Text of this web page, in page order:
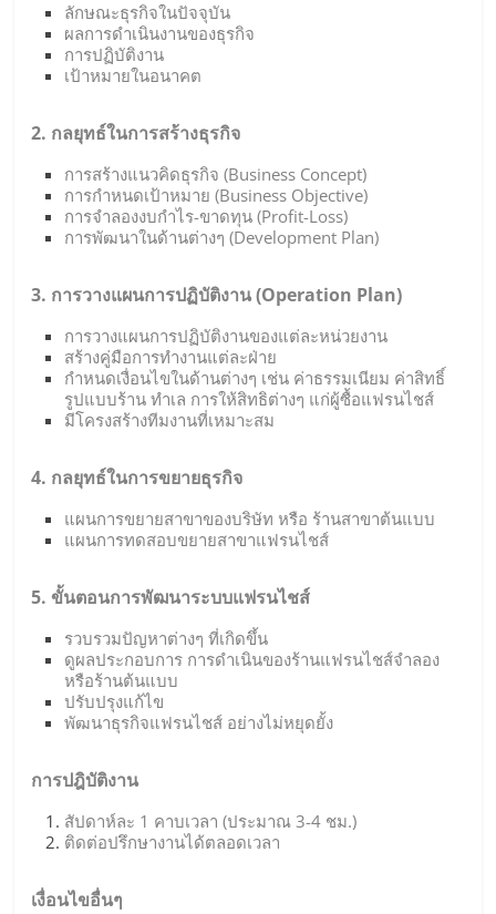
ลักษณะธุรกิจในปัจจุบัน
ผลการดำเนินงานของธุรกิจ
การปฏิบัติงาน
เป้าหมายในอนาคต
2. กลยุทธ์ในการสร้างธุรกิจ
การสร้างแนวคิดธุรกิจ (Business Concept)
การกำหนดเป้าหมาย (Business Objective)
การจำลองงบกำไร-ขาดทุน (Profit-Loss)
การพัฒนาในด้านต่างๆ (Development Plan)
3. การวางแผนการปฏิบัติงาน (Operation Plan)
การวางแผนการปฏิบัติงานของแต่ละหน่วยงาน
สร้างคู่มือการทำงานแต่ละฝ่าย
กำหนดเงื่อนไขในด้านต่างๆ เช่น ค่าธรรมเนียม ค่าสิทธิ์
รูปแบบร้าน ทำเล การให้สิทธิต่างๆ แก่ผู้ซื้อแฟรนไชส์
มีโครงสร้างทีมงานที่เหมาะสม
4. กลยุทธ์ในการขยายธุรกิจ
แผนการขยายสาขาของบริษัท หรือ ร้านสาขาต้นแบบ
แผนการทดสอบขยายสาขาแฟรนไชส์
5. ขั้นตอนการพัฒนาระบบแฟรนไชส์
รวบรวมปัญหาต่างๆ ที่เกิดขึ้น
ดูผลประกอบการ การดำเนินของร้านแฟรนไชส์จำลอง
หรือร้านต้นแบบ
ปรับปรุงแก้ไข
พัฒนาธุรกิจแฟรนไชส์ อย่างไม่หยุดยั้ง
การปฎิบัติงาน
สัปดาห์ละ 1 คาบเวลา (ประมาณ 3-4 ชม.)
ติดต่อปรึกษางานได้ตลอดเวลา
เงื่อนไขอื่นๆ